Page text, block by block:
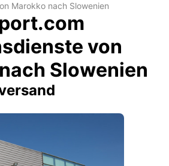
Marokko nach Slowenien
von
Slowenien